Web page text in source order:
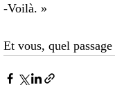
-Voilà. »
Et vous, quel